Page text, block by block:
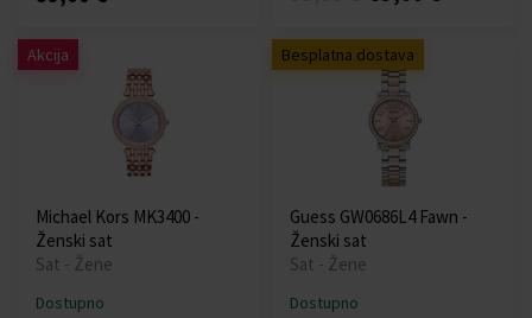
Akcija
Michael Kors MK3400 -
Ženski sat
Sat - Žene
Dostupno
Besplatna dostava
Guess GW0686L4 Fawn -
Ženski sat
Sat - Žene
Dostupno